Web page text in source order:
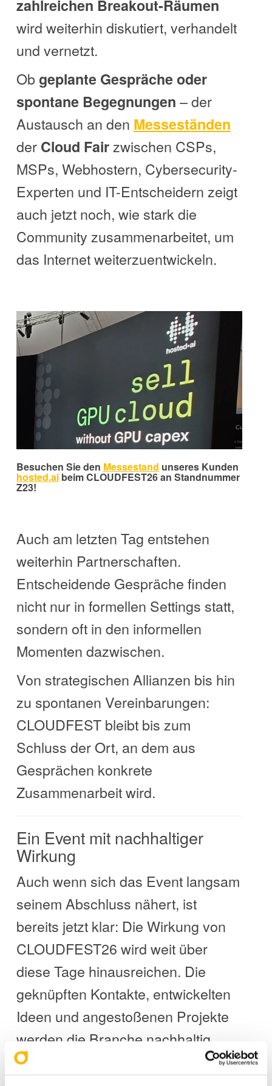
zahlreichen Breakout-Räumen
wird weiterhin diskutiert, verhandelt
und vernetzt.
Ob geplante Gespräche oder
spontane Begegnungen – der
Austausch an den Messeständen
der Cloud Fairzwischen CSPs,
MSPs, Webhostern, Cybersecurity-
Experten und IT-Entscheidern zeigt
auch jetzt noch, wie stark die
Community zusammenarbeitet, um
das Internet weiterzuentwickeln.
Besuchen Sie den Messestand unseres Kunden
hosted.ai beimCLOUDFEST26an Standnummer
Z23!
Auch am letzten Tag entstehen
weiterhin Partnerschaften.
Entscheidende Gespräche finden
nicht nur in formellen Settings statt,
sondern oft in den informellen
Momenten dazwischen.
Von strategischen Allianzen bis hin
zu spontanen Vereinbarungen:
CLOUDFEST bleibt bis zum
Schluss der Ort, an dem aus
Gesprächen konkrete
Zusammenarbeit wird.
Ein Event mit nachhaltiger
Wirkung
Auch wenn sich das Event langsam
seinem Abschluss nähert, ist
bereits jetzt klar: Die Wirkung von
CLOUDFEST26 wird weit über
diese Tage hinausreichen. Die
geknüpften Kontakte, entwickelten
Ideen und angestoßenen Projekte
werden die Branche nachhaltig
prägen.